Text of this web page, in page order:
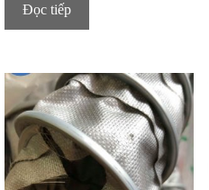
Đọc tiếp